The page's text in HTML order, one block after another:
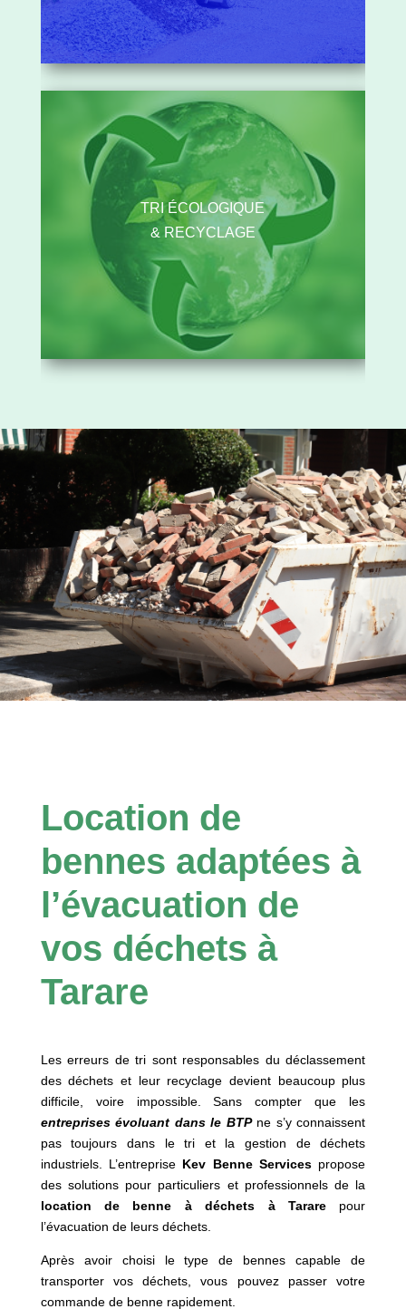
TRI ÉCOLOGIQUE
& RECYCLAGE
Location de
bennes adaptées à
l’évacuation de
vos déchets à
Tarare
Les erreurs de tri sont responsables du déclassement
des déchets et leur recyclage devient beaucoup plus
difficile, voire impossible. Sans compter que les
entreprises évoluant dans le BTPne s’y connaissent
pas toujours dans le tri et la gestion de déchets
industriels. L’entreprise Kev Benne Servicespropose
des solutions pour particuliers et professionnels de la
location de benne à déchets à
Tararepour
l’évacuation de leurs déchets.
Après avoir choisi le type de bennes capable de
transporter vos déchets, vous pouvez passer votre
commande de benne rapidement.